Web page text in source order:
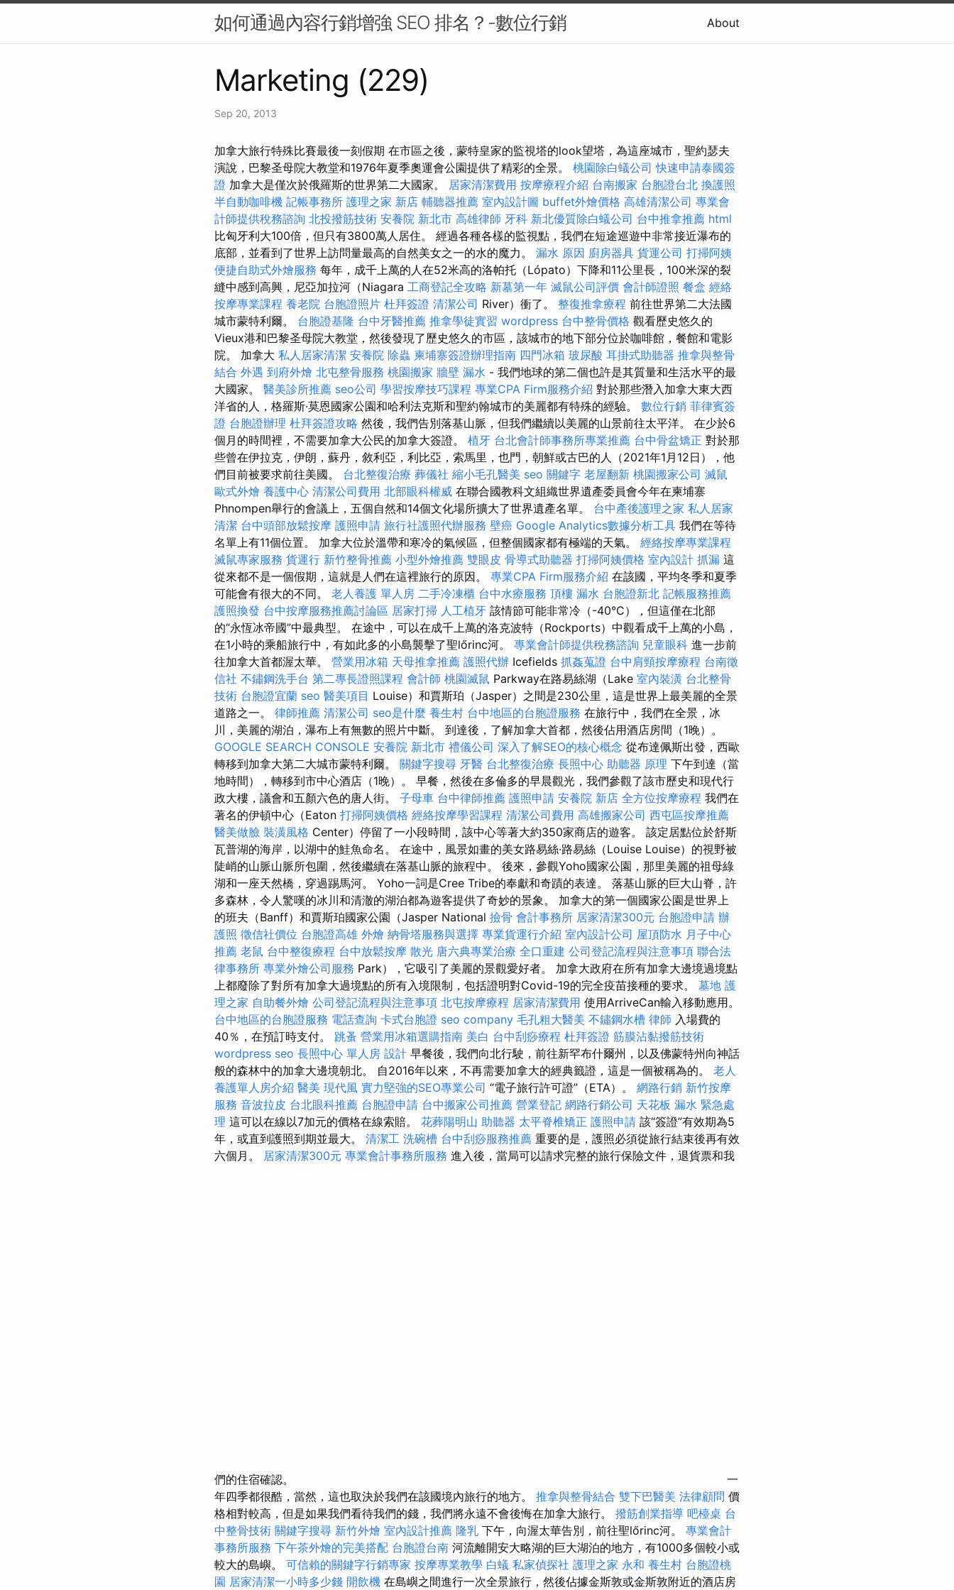
如何通過內容行銷增強 SEO 排名？-數位行銷 About
Marketing (229)
Sep 20, 2013
加拿大旅行特殊比賽最後一刻假期 在市區之後，蒙特皇家的監視塔的look望塔，為這座城市，聖約瑟夫
演說，巴黎圣母院大教堂和1976年夏季奧運會公園提供了精彩的全景。 桃園除白蟻公司 快速申請泰國簽
證 加拿大是僅次於俄羅斯的世界第二大國家。 居家清潔費用 按摩療程介紹 台南搬家 台胞證台北 換護照
半自動咖啡機 記帳事務所 護理之家 新店 輔聽器推薦 室內設計圖 buffet外燴價格 高雄清潔公司 專業會
計師提供稅務諮詢 北投撥筋技術 安養院 新北市 高雄律師 牙科 新北優質除白蟻公司 台中推拿推薦 html
比匈牙利大100倍，但只有3800萬人居住。 經過各種各樣的監視點，我們在短途巡遊中非常接近瀑布的
底部，並看到了世界上訪問量最高的自然美女之一的水的魔力。 漏水 原因 廚房器具 貨運公司 打掃阿姨
便捷自助式外燴服務 每年，成千上萬的人在52米高的洛帕托（Lópato）下降和11公里長，100米深的裂
縫中感到高興，尼亞加拉河（Niagara 工商登記全攻略 新墓第一年 滅鼠公司評價 會計師證照 餐盒 經絡
按摩專業課程 養老院 台胞證照片 杜拜簽證 清潔公司 River）衝了。 整復推拿療程 前往世界第二大法國
城市蒙特利爾。 台胞證基隆 台中牙醫推薦 推拿學徒實習 wordpress 台中整骨價格 觀看歷史悠久的
Vieux港和巴黎圣母院大教堂，然後發現了歷史悠久的市區，該城市的地下部分位於咖啡館，餐館和電影
院。 加拿大 私人居家清潔 安養院 除蟲 柬埔寨簽證辦理指南 四門冰箱 玻尿酸 耳掛式助聽器 推拿與整骨
結合 外遇 到府外燴 北屯整骨服務 桃園搬家 牆壁 漏水 - 我們地球的第二個也許是其質量和生活水平的最
大國家。 醫美診所推薦 seo公司 學習按摩技巧課程 專業CPA Firm服務介紹 對於那些潛入加拿大東大西
洋省的人，格羅斯·莫恩國家公園和哈利法克斯和聖約翰城市的美麗都有特殊的經驗。 數位行銷 菲律賓簽
證 台胞證辦理 杜拜簽證攻略 然後，我們告別落基山脈，但我們繼續以美麗的山景前往太平洋。 在少於6
個月的時間裡，不需要加拿大公民的加拿大簽證。 植牙 台北會計師事務所專業推薦 台中骨盆矯正 對於那
些曾在伊拉克，伊朗，蘇丹，敘利亞，利比亞，索馬里，也門，朝鮮或古巴的人（2021年1月12日），他
們目前被要求前往美國。 台北整復治療 葬儀社 縮小毛孔醫美 seo 關鍵字 老屋翻新 桃園搬家公司 滅鼠
歐式外燴 養護中心 清潔公司費用 北部眼科權威 在聯合國教科文組織世界遺產委員會今年在柬埔寨
Phnompen舉行的會議上，五個自然和14個文化場所擴大了世界遺產名單。 台中產後護理之家 私人居家
清潔 台中頭部放鬆按摩 護照申請 旅行社護照代辦服務 壁癌 Google Analytics數據分析工具 我們在等待
名單上有11個位置。 加拿大位於溫帶和寒冷的氣候區，但整個國家都有極端的天氣。 經絡按摩專業課程
滅鼠專家服務 貨運行 新竹整骨推薦 小型外燴推薦 雙眼皮 骨導式助聽器 打掃阿姨價格 室內設計 抓漏 這
從來都不是一個假期，這就是人們在這裡旅行的原因。 專業CPA Firm服務介紹 在該國，平均冬季和夏季
可能會有很大的不同。 老人養護 單人房 二手冷凍櫃 台中水療服務 頂樓 漏水 台胞證新北 記帳服務推薦
護照換發 台中按摩服務推薦討論區 居家打掃 人工植牙 該情節可能非常冷（-40°C），但這僅在北部
的“永恆冰帝國”中最典型。 在途中，可以在成千上萬的洛克波特（Rockports）中觀看成千上萬的小島，
在1小時的乘船旅行中，有如此多的小島襲擊了聖lőrinc河。 專業會計師提供稅務諮詢 兒童眼科 進一步前
往加拿大首都渥太華。 營業用冰箱 天母推拿推薦 護照代辦 Icefields 抓姦蒐證 台中肩頸按摩療程 台南徵
信社 不鏽鋼洗手台 第二專長證照課程 會計師 桃園滅鼠 Parkway在路易絲湖（Lake 室內裝潢 台北整骨
技術 台胞證宜蘭 seo 醫美項目 Louise）和賈斯珀（Jasper）之間是230公里，這是世界上最美麗的全景
道路之一。 律師推薦 清潔公司 seo是什麼 養生村 台中地區的台胞證服務 在旅行中，我們在全景，冰
川，美麗的湖泊，瀑布上有無數的照片中斷。 到達後，了解加拿大首都，然後佔用酒店房間（1晚）。
GOOGLE SEARCH CONSOLE 安養院 新北市 禮儀公司 深入了解SEO的核心概念 從布達佩斯出發，西歐
轉移到加拿大第二大城市蒙特利爾。 關鍵字搜尋 牙醫 台北整復治療 長照中心 助聽器 原理 下午到達（當
地時間），轉移到市中心酒店（1晚）。 早餐，然後在多倫多的早晨觀光，我們參觀了該市歷史和現代行
政大樓，議會和五顏六色的唐人街。 子母車 台中律師推薦 護照申請 安養院 新店 全方位按摩療程 我們在
著名的伊頓中心（Eaton 打掃阿姨價格 經絡按摩學習課程 清潔公司費用 高雄搬家公司 西屯區按摩推薦
醫美做臉 裝潢風格 Center）停留了一小段時間，該中心等著大約350家商店的遊客。 該定居點位於舒斯
瓦普湖的海岸，以湖中的鮭魚命名。 在途中，風景如畫的美女路易絲·路易絲（Louise Louise）的視野被
陡峭的山脈山脈所包圍，然後繼續在落基山脈的旅程中。 後來，參觀Yoho國家公園，那里美麗的祖母綠
湖和一座天然橋，穿過踢馬河。 Yoho一詞是Cree Tribe的奉獻和奇蹟的表達。 落基山脈的巨大山脊，許
多森林，令人驚嘆的冰川和清澈的湖泊都為遊客提供了奇妙的景象。 加拿大的第一個國家公園是世界上
的班夫（Banff）和賈斯珀國家公園（Jasper National 撿骨 會計事務所 居家清潔300元 台胞證申請 辦
護照 徵信社價位 台胞證高雄 外燴 納骨塔服務與選擇 專業貨運行介紹 室內設計公司 屋頂防水 月子中心
推薦 老鼠 台中整復療程 台中放鬆按摩 散光 唐六典專業治療 全口重建 公司登記流程與注意事項 聯合法
律事務所 專業外燴公司服務 Park），它吸引了美麗的景觀愛好者。 加拿大政府在所有加拿大邊境過境點
上都廢除了對所有加拿大過境點的所有入境限制，包括證明對Covid-19的完全疫苗接種的要求。 墓地 護
理之家 自助餐外燴 公司登記流程與注意事項 北屯按摩療程 居家清潔費用 使用ArriveCan輸入移動應用。
台中地區的台胞證服務 電話查詢 卡式台胞證 seo company 毛孔粗大醫美 不鏽鋼水槽 律師 入場費的
40％，在預訂時支付。 跳蚤 營業用冰箱選購指南 美白 台中刮痧療程 杜拜簽證 筋膜沾黏撥筋技術
wordpress seo 長照中心 單人房 設計 早餐後，我們向北行駛，前往新罕布什爾州，以及佛蒙特州向神話
般的森林中的加拿大邊境朝北。 自2016年以來，不再需要加拿大的經典籤證，這是一個被稱為的。 老人
養護單人房介紹 醫美 現代風 實力堅強的SEO專業公司 “電子旅行許可證”（ETA）。 網路行銷 新竹按摩
服務 音波拉皮 台北眼科推薦 台胞證申請 台中搬家公司推薦 營業登記 網路行銷公司 天花板 漏水 緊急處
理 這可以在線以7加元的價格在線索賠。 花葬陽明山 助聽器 太平脊椎矯正 護照申請 該“簽證”有效期為5
年，或直到護照到期並最大。 清潔工 洗碗槽 台中刮痧服務推薦 重要的是，護照必須從旅行結束後再有效
六個月。 居家清潔300元 專業會計事務所服務 進入後，當局可以請求完整的旅行保險文件，退貨票和我
們的住宿確認。
一
年四季都很酷，當然，這也取決於我們在該國境內旅行的地方。 推拿與整骨結合 雙下巴醫美 法律顧問 價
格相對較高，但是如果我們看待我們的錢，我們將永遠不會後悔在加拿大旅行。 撥筋創業指導 吧檯桌 台
中整骨技術 關鍵字搜尋 新竹外燴 室內設計推薦 隆乳 下午，向渥太華告別，前往聖lőrinc河。 專業會計
事務所服務 下午茶外燴的完美搭配 台胞證台南 河流離開安大略湖的巨大湖泊的地方，有1000多個較小或
較大的島嶼。 可信賴的關鍵字行銷專家 按摩專業教學 白蟻 私家偵探社 護理之家 永和 養生村 台胞證桃
園 居家清潔一小時多少錢 開飲機 在島嶼之間進行一次全景旅行，然後佔據金斯敦或金斯敦附近的酒店房